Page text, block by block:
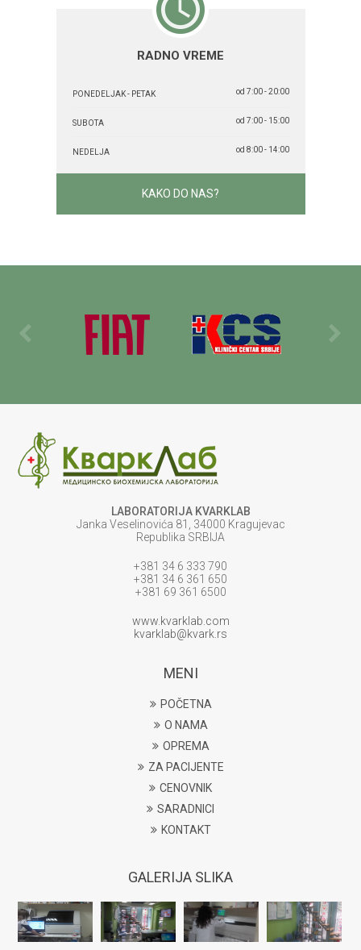
RADNO VREME
PONEDELJAK - PETAK od 7:00 - 20:00
SUBOTA od 7:00 - 15:00
NEDELJA od 8:00 - 14:00
KAKO DO NAS?
LABORATORIJA KVARKLAB
Janka Veselinovića 81, 34000 Kragujevac
Republika SRBIJA
+381 34 6 333 790
+381 34 6 361 650
+381 69 361 6500
www.kvarklab.com
kvarklab@kvark.rs
MENI
POČETNA
O NAMA
OPREMA
ZA PACIJENTE
CENOVNIK
SARADNICI
KONTAKT
GALERIJA SLIKA